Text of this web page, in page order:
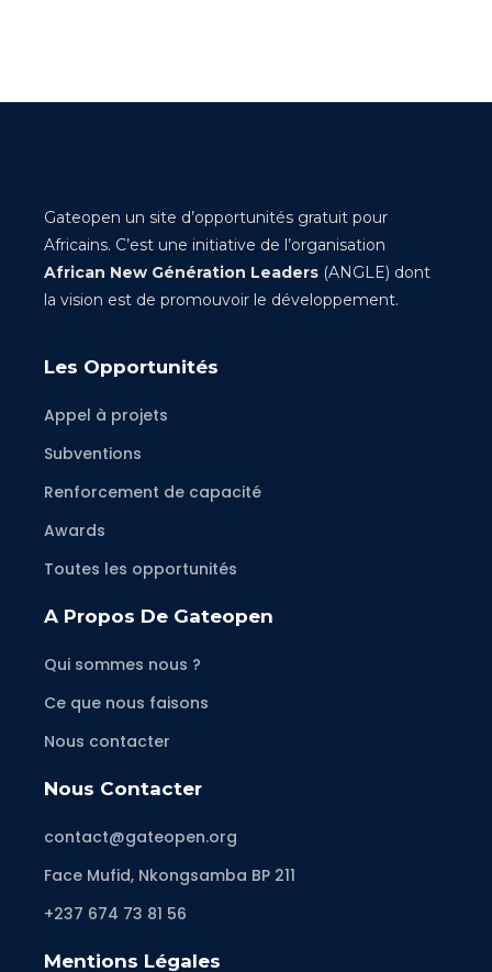
Gateopen un site d’opportunités gratuit pour
Africains. C’est une initiative de l’organisation
African New Génération Leaders (ANGLE) dont
la vision est de promouvoir le développement.
Les Opportunités
Appel à projets
Subventions
Renforcement de capacité
Awards
Toutes les opportunités
A Propos De Gateopen
Qui sommes nous ?
Ce que nous faisons
Nous contacter
Nous Contacter
contact@gateopen.org
Face Mufid, Nkongsamba BP 211
+237 674 73 81 56
Mentions Légales